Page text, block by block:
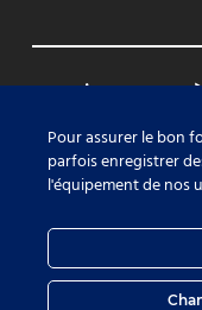
Inscrivez-vous
Restez au
formations RSE
Je m'inscris
Pour assurer le bon
parfois enregistrer
l'équipement de nos